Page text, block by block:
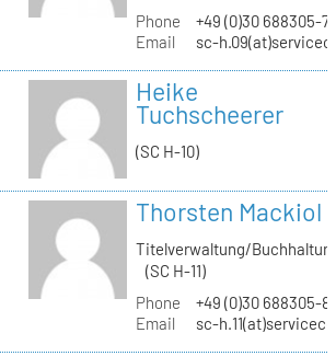
Phone
+49 (0)30 688305-
Email
sc-
Heike
Tuchscheerer
(SC H-10)
Thorsten Mackiol
Titelverwaltung/
(SC H-11)
Phone
+49 (0)30 688305-
Email
sc-